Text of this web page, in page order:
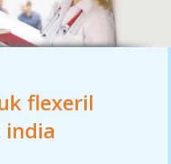
flexeril
india